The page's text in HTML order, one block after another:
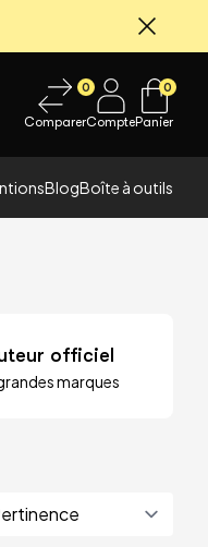
0
ComparerCompte
0
Panier
BlogBoîte à outils
officiel
marques